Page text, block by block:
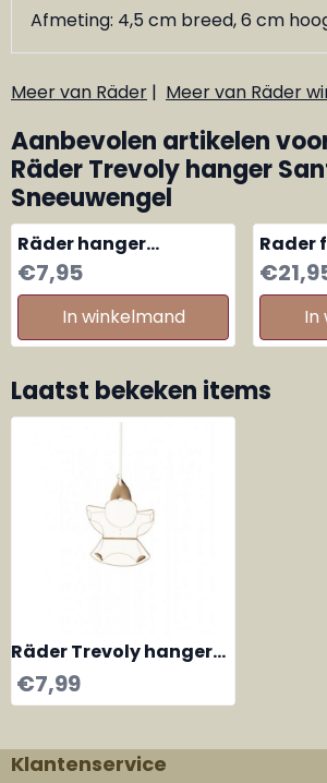
Afmeting: 4,5 cm breed, 6 cm
Meer van Räder | Meer van Räder
Aanbevolen artikelen
Räder Trevoly hanger
Sneeuwengel
Räder hanger
porselein huisje
sterren
Prijs: 7,95
€7,95
In winkelmand
Rader
Santa,
van 3
Prijs:
In
Laatst bekeken items
Räder Trevoly hanger
Santa Sneeuwengel
€7,99
Klantenservice